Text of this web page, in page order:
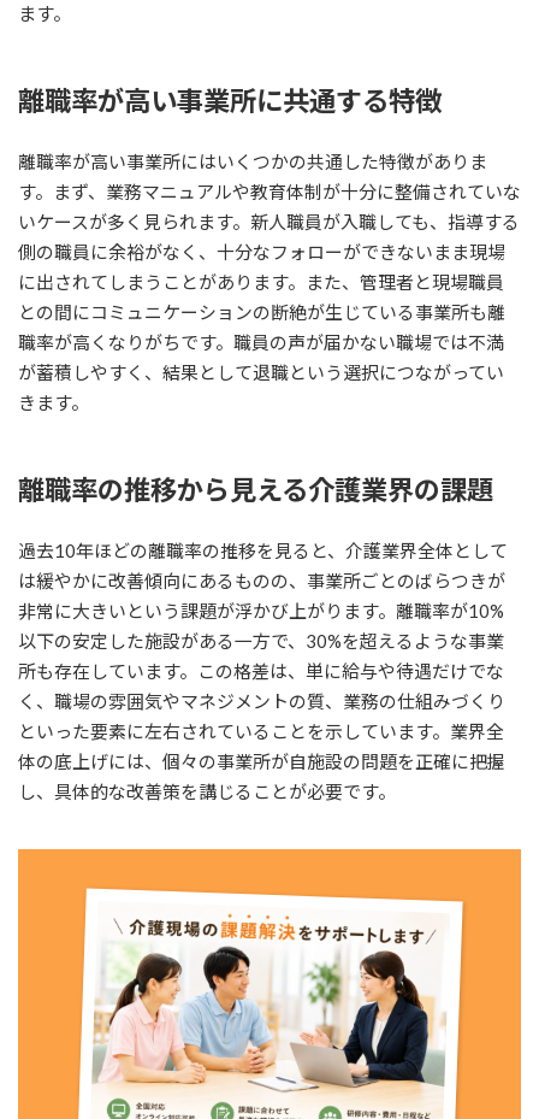
ます。
離職率が高い事業所に共通する特徴
離職率が高い事業所にはいくつかの共通した特徴がありま
す。まず、業務マニュアルや教育体制が十分に整備されていな
いケースが多く見られます。新人職員が入職しても、指導する
側の職員に余裕がなく、十分なフォローができないまま現場
に出されてしまうことがあります。また、管理者と現場職員
との間にコミュニケーションの断絶が生じている事業所も離
職率が高くなりがちです。職員の声が届かない職場では不満
が蓄積しやすく、結果として退職という選択につながってい
きます。
離職率の推移から見える介護業界の課題
過去10年ほどの離職率の推移を見ると、介護業界全体として
は緩やかに改善傾向にあるものの、事業所ごとのばらつきが
非常に大きいという課題が浮かび上がります。離職率が10%
以下の安定した施設がある一方で、30%を超えるような事業
所も存在しています。この格差は、単に給与や待遇だけでな
く、職場の雰囲気やマネジメントの質、業務の仕組みづくり
といった要素に左右されていることを示しています。業界全
体の底上げには、個々の事業所が自施設の問題を正確に把握
し、具体的な改善策を講じることが必要です。